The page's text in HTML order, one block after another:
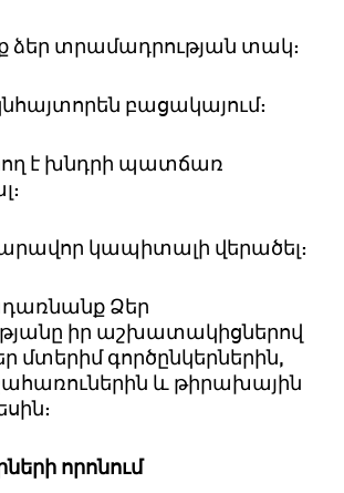
ձեր տրամադրության տակ:
բացակայում:
է խնդրի պատճառ
կապիտալի վերածել:
Ձեր
իր աշխատակիցներով
մտերիմ գործընկերներին,
և թիրախային
որոնում